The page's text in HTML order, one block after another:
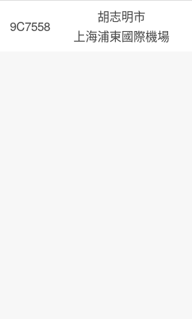
9C7558
胡志明市
上海浦東國際機場